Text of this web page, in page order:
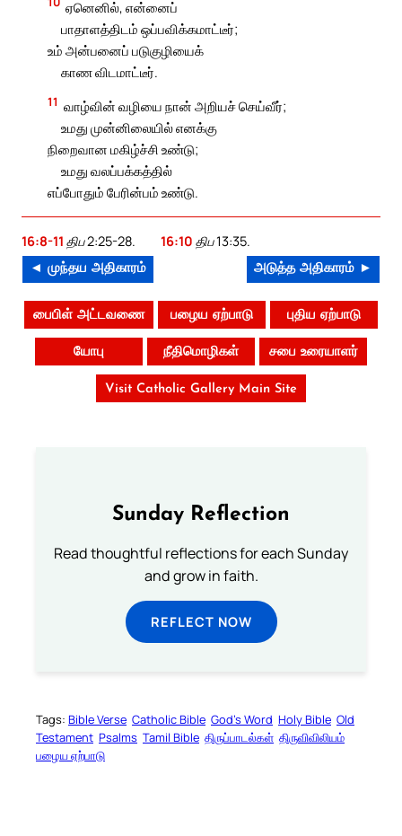
ஏனெனில், என்னைப்
பாதாளத்திடம் ஒப்பவிக்கமாட்டீர்;
உம் அன்பனைப் படுகுழியைக்
காண விடமாட்டீர்.
11 வாழ்வின் வழியை நான் அறியச் செய்வீர்;
உமது முன்னிலையில் எனக்கு
நிறைவான மகிழ்ச்சி உண்டு;
உமது வலப்பக்கத்தில்
எப்போதும் பேரின்பம் உண்டு.
16:8-11 திப 2:25-28. 16:10 திப 13:35.
◄ முந்தய அதிகாரம் அடுத்த அதிகாரம் ►
பைபிள் அட்டவணை பழைய ஏற்பாடு புதிய ஏற்பாடு
யோபு நீதிமொழிகள் சபை உரையாளர்
Visit Catholic Gallery Main Site
Sunday Reflection
Read thoughtful reflections for each Sunday
and grow in faith.
REFLECT NOW
Tags: Bible Verse Catholic Bible God’s Word Holy Bible Old
Testament Psalms Tamil Bible திருப்பாடல்கள் திருவிவிலியம்
பழைய ஏற்பாடு